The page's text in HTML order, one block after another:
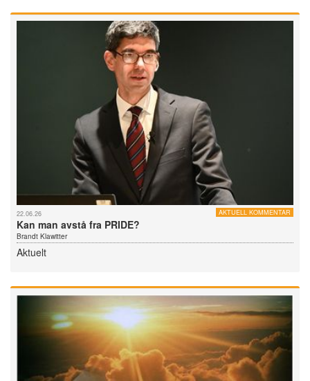
22.06.26 AKTUELL KOMMENTAR
Kan man avstå fra PRIDE?
Brandt Klawitter
Aktuelt